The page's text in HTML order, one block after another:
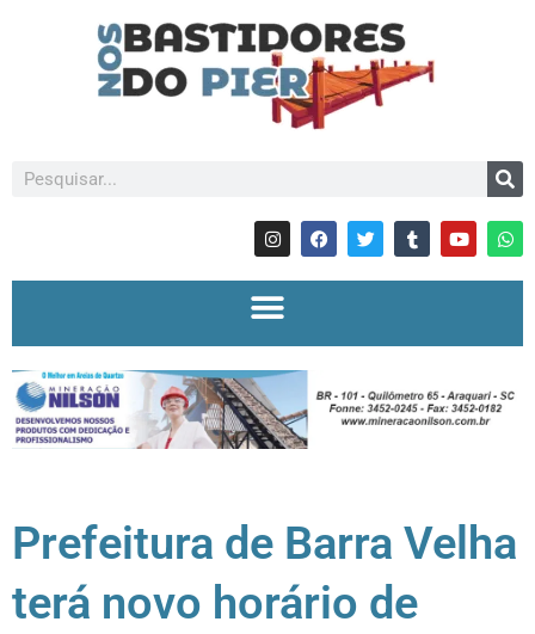
Prefeitura de Barra Velha
terá novo horário de